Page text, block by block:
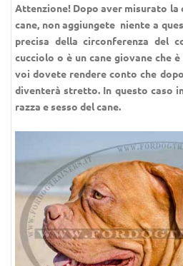
Attenzione! Dopo aver misurato la
cane, non aggiungete niente a
precisa della circonferenza del
cucciolo o è un cane giovane che
voi dovete rendere conto che
diventerà stretto. In questo caso
razza e sesso del cane.